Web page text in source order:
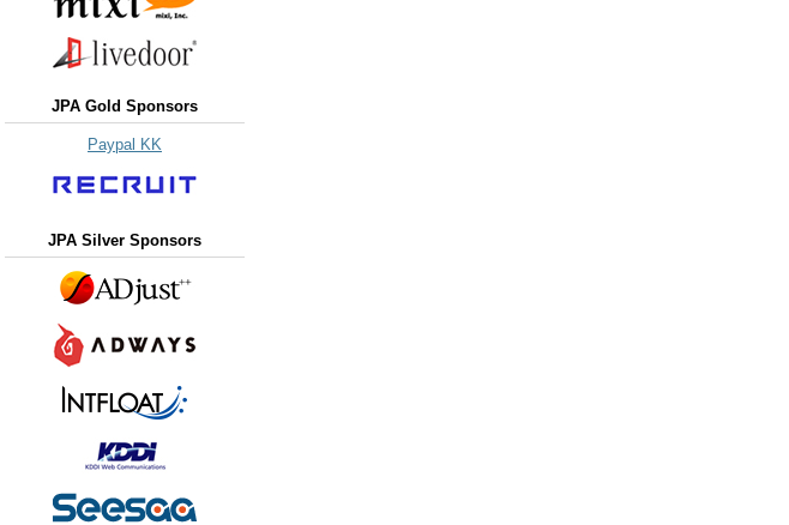
JPA Gold Sponsors
Paypal KK
JPA Silver Sponsors